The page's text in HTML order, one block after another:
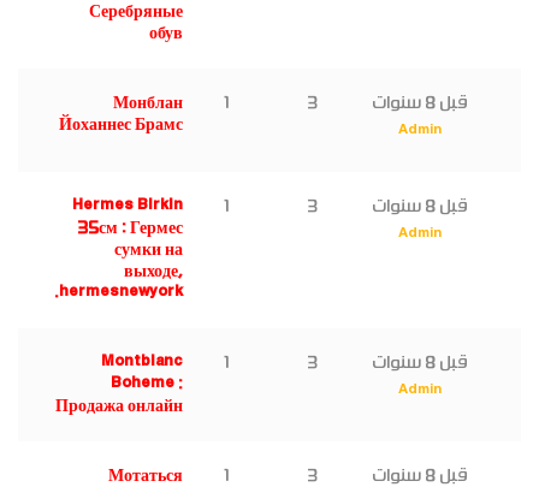
Серебряные
обув
Монблан
Йоханнес Брамс
1 3 قبل 8 سنوات
Admin
Hermes Birkin
35см : Гермес
сумки на
выходе,
hermesnewyork.
1 3 قبل 8 سنوات
Admin
Montblanc
Boheme :
Продажа онлайн
1 3 قبل 8 سنوات
Admin
Мотаться
1 3 قبل 8 سنوات